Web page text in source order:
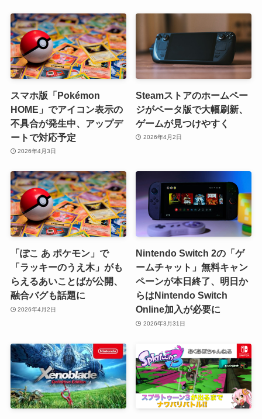
スマホ版「Pokémon
HOME」でアイコン表示の
不具合が発生中、アップデ
ートで対応予定
2026年4月3日
Steamストアのホームペー
ジがベータ版で大幅刷新、
ゲームが見つけやすく
2026年4月2日
「ぽこ あ ポケモン」で
「ラッキーのうえ木」がも
らえるあいことばが公開、
融合バグも話題に
2026年4月2日
Nintendo Switch 2の「ゲ
ームチャット」無料キャン
ペーンが本日終了、明日か
らはNintendo Switch
Online加入が必要に
2026年3月31日